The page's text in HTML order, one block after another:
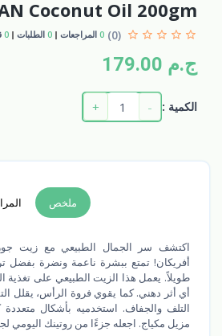
Coconut Oil 200gm
(0)
0 المراجعات 0 الطلبات 0
ج.م 179.00
الكمية : -
+
ملخص
اكتشف سر الجمال الطبيعي مع زيت
أفريكان! تمتع ببشرة ناعمة ونضرة بفضل
طويلاً. يعمل هذا الزيت الطبيعي على تغذية
أي أثر دهني. كما يقوي فروة الرأس، يقلل
التلف والجفاف. استخدميه بأشكال
مزيل مكياج. اجعله جزءًا من روتينك